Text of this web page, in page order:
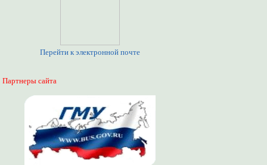
Перейти к электронной почте
Партнеры сайта